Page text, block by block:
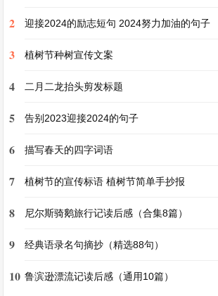
与思念，在这漫长的岁月里，如
散。
长篇故事二：《彼岸花开，此爱难再
娘。她天真烂漫，心地善良，对大
感。而在一次海难中，被海浪冲上
2 迎接2024的励志短句 2024努力加油的句子
3 植树节种树宣传文案
4 二月二龙抬头剪发标题
5 告别2023迎接2024的句子
6 描写春天的四字词语
7 植树节的宣传标语 植树节简单手抄报
8 尼尔斯骑鹅旅行记读后感（合集8篇）
9 经典语录名句摘抄（精选88句）
10 鲁滨逊漂流记读后感（通用10篇）